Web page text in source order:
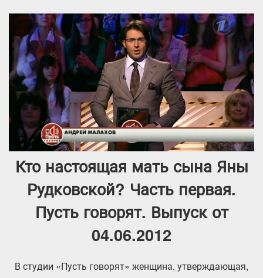
Кто настоящая мать сына Яны
Рудковской? Часть первая.
Пусть говорят. Выпуск от
04.06.2012
В студии «Пусть говорят» женщина, утверждающая,